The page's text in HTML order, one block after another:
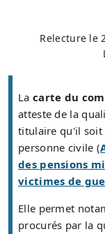
Relecture le
La carte du
atteste de la
titulaire qu'il soit
personne civile (
des pensions
victimes de
Elle permet
procurés par la